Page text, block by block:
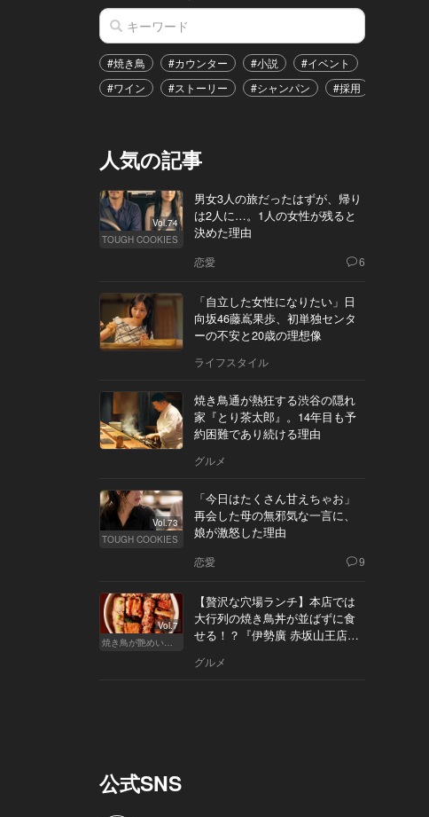
#焼き鳥 #カウンター #小説 #イベント
#ワイン
#ストーリー #シャンパン #採用
人気の記事
Vol.74
TOUGH COOKIES
男女3人の旅だったはずが、帰り
は2人に…。1人の女性が残ると
決めた理由
恋愛 6
「自立した女性になりたい」日
向坂46藤嶌果歩、初単独センタ
ーの不安と20歳の理想像
ライフスタイル
焼き鳥通が熱狂する渋谷の隠れ
家『とり茶太郎』。14年目も予
約困難であり続ける理由
グルメ
Vol.73
TOUGH COOKIES
「今日はたくさん甘えちゃお」
再会した母の無邪気な一言に、
娘が激怒した理由
恋愛 9
Vol.7
焼き鳥が艶めいてきた
【贅沢な穴場ランチ】本店では
大行列の焼き鳥丼が並ばずに食
せる！？『伊勢廣 赤坂山王店』
グルメ
公式SNS